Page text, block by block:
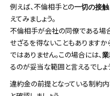
例えば、不倫相手との一切の接
えてみましょう。
不倫相手が会社の同僚である場
せざるを得ないこともあります
ではありません。この場合には、
るのが妥当な範囲と言えるでしょ
違約金の前提となっている制約